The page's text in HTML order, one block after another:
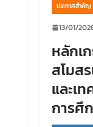
ประกาศสำคัญ
13/01/
หลักเ
สโมส
และเ
การศึ